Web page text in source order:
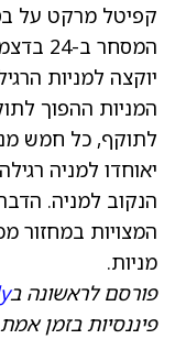
קפיטל מרקט על
יוקצה למניות
המניות ההפוך
לתוקף, כל חמש
יאוחדו למניה
הנקוב למניה.
מניות.
פורסם לראשונה ב
פיננסיות בזמן